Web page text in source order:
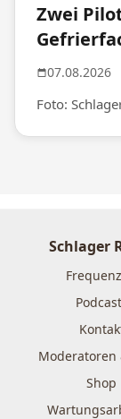
Zwei
07.08.2026
Foto:
Schlager
Moderatoren
Shop